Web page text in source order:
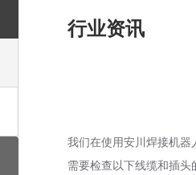
行业资讯
我们在使用安川焊接机器
需要检查以下线缆和插